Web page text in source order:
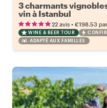
3 charmants
vin à Istanbul
22 avis • €198.53
WINE & BEER TOUR
ADAPTÉ AUX FAMILLES